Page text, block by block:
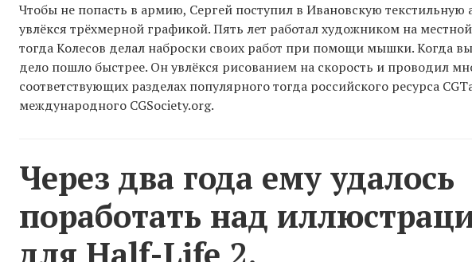
Чтобы не попасть в армию, Сергей поступил в Ивановскую текстильную
увлёкся трёхмерной графикой. Пять лет работал художником на
тогда Колесов делал наброски своих работ при помощи мышки. Когда
дело пошло быстрее. Он увлёкся рисованием на скорость и проводил
соответствующих разделах популярного тогда российского ресурса
международного CGSociety.org.
Через два года ему удалось
поработать над